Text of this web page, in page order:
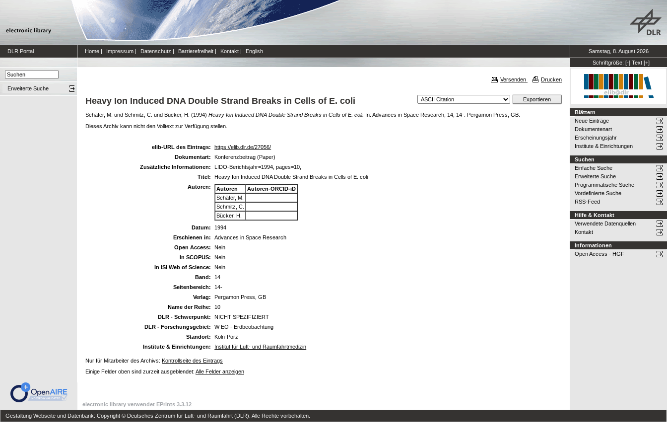
DLR Portal Home | Impressum | Datenschutz | Barrierefreiheit | Kontakt | English
Samstag, 8. August 2026
Schriftgröße: [-] Text [+]
Erweiterte Suche
Versenden Drucken
Heavy Ion Induced DNA Double Strand Breaks in Cells of E. coli
Schäfer, M. und Schmitz, C. und Bücker, H. (1994) Heavy Ion Induced DNA Double Strand Breaks in Cells of E. coli. In: Advances in Space Research, 14, 14-. Pergamon Press, GB.
Dieses Archiv kann nicht den Volltext zur Verfügung stellen.
elib-URL des Eintrags:
https://elib.dlr.de/27056/
Dokumentart:
Konferenzbeitrag (Paper)
Zusätzliche Informationen:
LIDO-Berichtsjahr=1994, pages=10,
Titel:
Heavy Ion Induced DNA Double Strand Breaks in Cells of E. coli
Autoren:
Autoren
Autoren-ORCID-iD
Schäfer, M.
Schmitz, C.
Bücker, H.
Datum:
1994
Erschienen in:
Advances in Space Research
Open Access:
Nein
In SCOPUS:
Nein
In ISI Web of Science:
Nein
Band:
14
Seitenbereich:
14-
Verlag:
Pergamon Press, GB
Name der Reihe:
10
DLR - Schwerpunkt:
NICHT SPEZIFIZIERT
DLR - Forschungsgebiet:
W EO - Erdbeobachtung
Standort:
Köln-Porz
Institute & Einrichtungen:
Institut für Luft- und Raumfahrtmedizin
Nur für Mitarbeiter des Archivs: Kontrollseite des Eintrags
Einige Felder oben sind zurzeit ausgeblendet: Alle Felder anzeigen
Blättern
Neue Einträge
Dokumentenart
Erscheinungsjahr
Institute & Einrichtungen
Suchen
Einfache Suche
Erweiterte Suche
Programmatische Suche
Vordefinierte Suche
RSS-Feed
Hilfe & Kontakt
Verwendete Datenquellen
Kontakt
Informationen
Open Access - HGF
electronic library verwendet EPrints 3.3.12
Gestaltung Webseite und Datenbank: Copyright © Deutsches Zentrum für Luft- und Raumfahrt (DLR). Alle Rechte vorbehalten.